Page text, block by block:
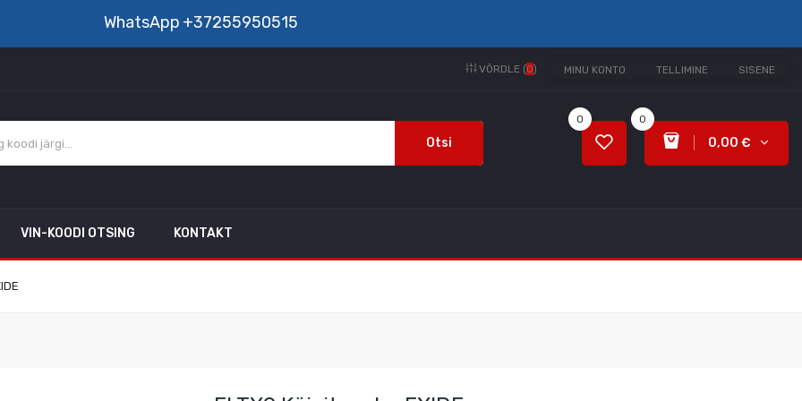
WhatsApp +37255950515
MINU KONTO TELLIMINE SISENE
VÕRDLE (0)
Otsi
0
0,00 €
0
VIN-KOODI OTSING KONTAKT